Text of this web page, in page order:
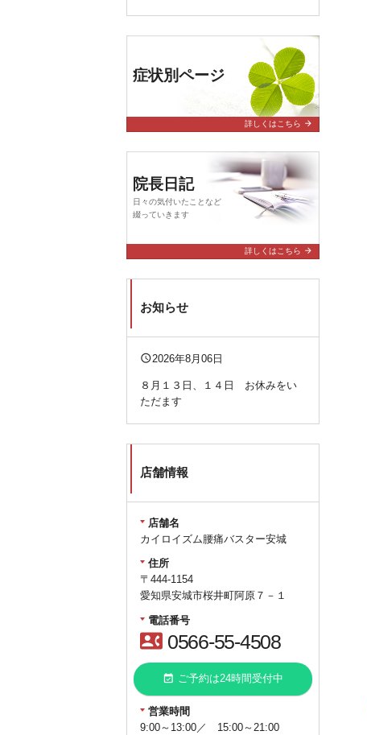
症状別ページ
詳しくはこちら arrow_forward
院長日記
日々の気付いたことなど
綴っていきます
詳しくはこちら arrow_forward
お知らせ
query_builder2026年8月06日
８月１３日、１４日 お休みをい
ただます
店舗情報
店舗名
カイロイズム腰痛バスター安城
住所
〒444-1154
愛知県安城市桜井町阿原７－１
電話番号
contact_phone 0566-55-4508
event_available ご予約は24時間受付中
営業時間
9:00～13:00／ 15:00～21:00